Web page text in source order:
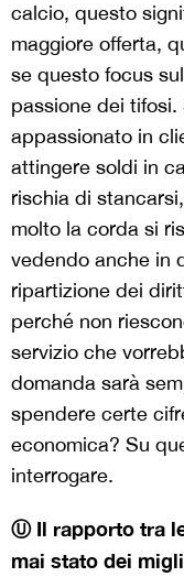
calcio, questo
maggiore offerta,
se questo focus
passione dei
appassionato in
attingere soldi in
rischia di
molto la corda si
vedendo anche in
ripartizione dei
perché non
servizio che
domanda sarà
spendere certe
economica? Su
interrogare.
Ⓤ Il rapporto tra
mai stato dei